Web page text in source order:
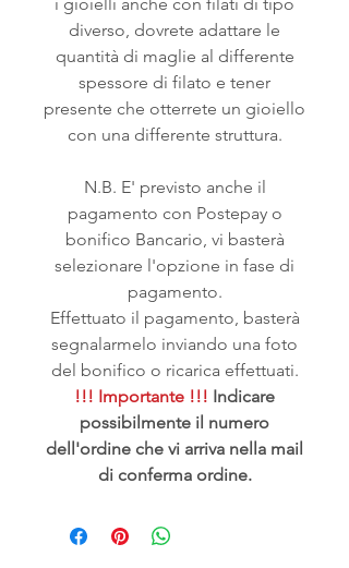
diverso, dovrete adattare le
quantità di maglie al differente
spessore di filato e tener
presente che otterrete un gioiello
con una differente struttura.
N.B. E' previsto anche il
pagamento con Postepay o
bonifico Bancario, vi basterà
selezionare l'opzione in fase di
pagamento.
Effettuato il pagamento, basterà
segnalarmelo inviando una foto
del bonifico o ricarica effettuati.
!!! Importante !!! Indicare
possibilmente il numero
dell'ordine che vi arriva nella mail
di conferma ordine.